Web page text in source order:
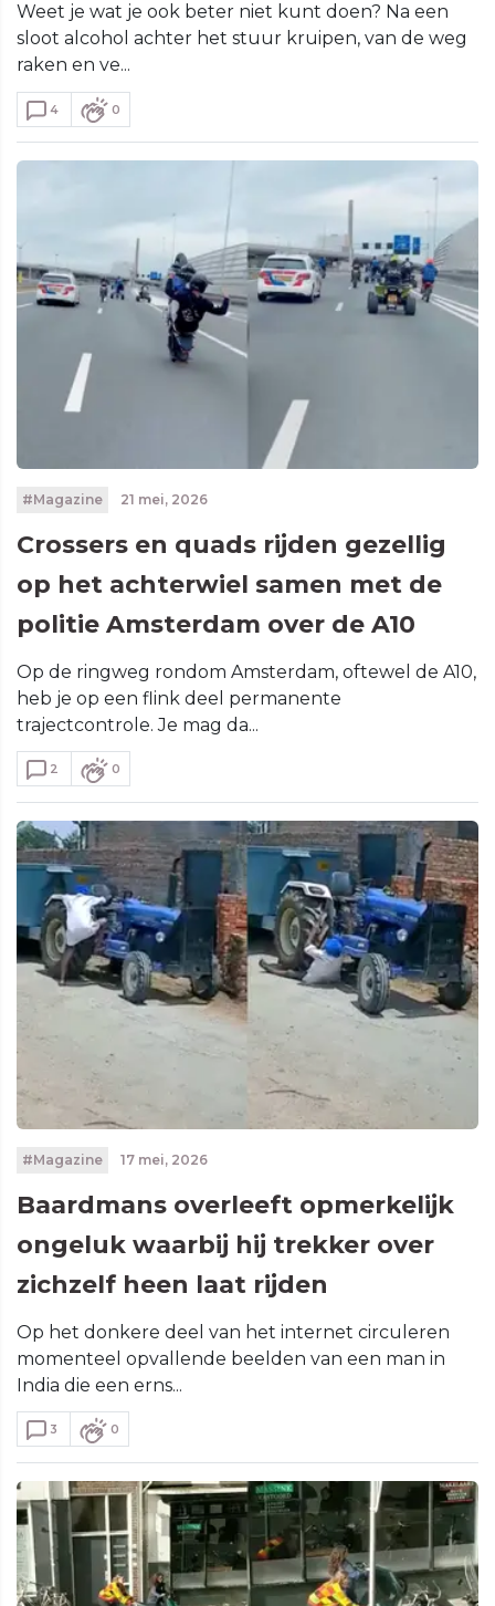
Weet je wat je ook beter niet kunt doen? Na een
sloot alcohol achter het stuur kruipen, van de weg
raken en ve...
4 0
#Magazine 21 mei, 2026
Crossers en quads rijden gezellig
op het achterwiel samen met de
politie Amsterdam over de A10
Op de ringweg rondom Amsterdam, oftewel de A10,
heb je op een flink deel permanente
trajectcontrole. Je mag da...
2 0
#Magazine 17 mei, 2026
Baardmans overleeft opmerkelijk
ongeluk waarbij hij trekker over
zichzelf heen laat rijden
Op het donkere deel van het internet circuleren
momenteel opvallende beelden van een man in
India die een erns...
3 0